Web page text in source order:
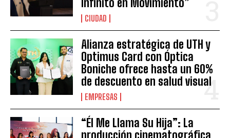
CIUDAD
Alianza estratégica de UTH y
Optimus Card con Óptica
Boniche ofrece hasta un 60%
de descuento en salud visual
EMPRESAS
“Él Me Llama Su Hija”: La
producción cinematográfica